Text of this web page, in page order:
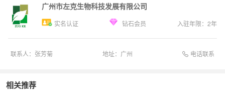
广州市左克生物科技发展有限公司
实名认证 钻石会员 入驻年限： 2年
联系人： 张芳菊 地址： 广州 电话联系
相关推荐